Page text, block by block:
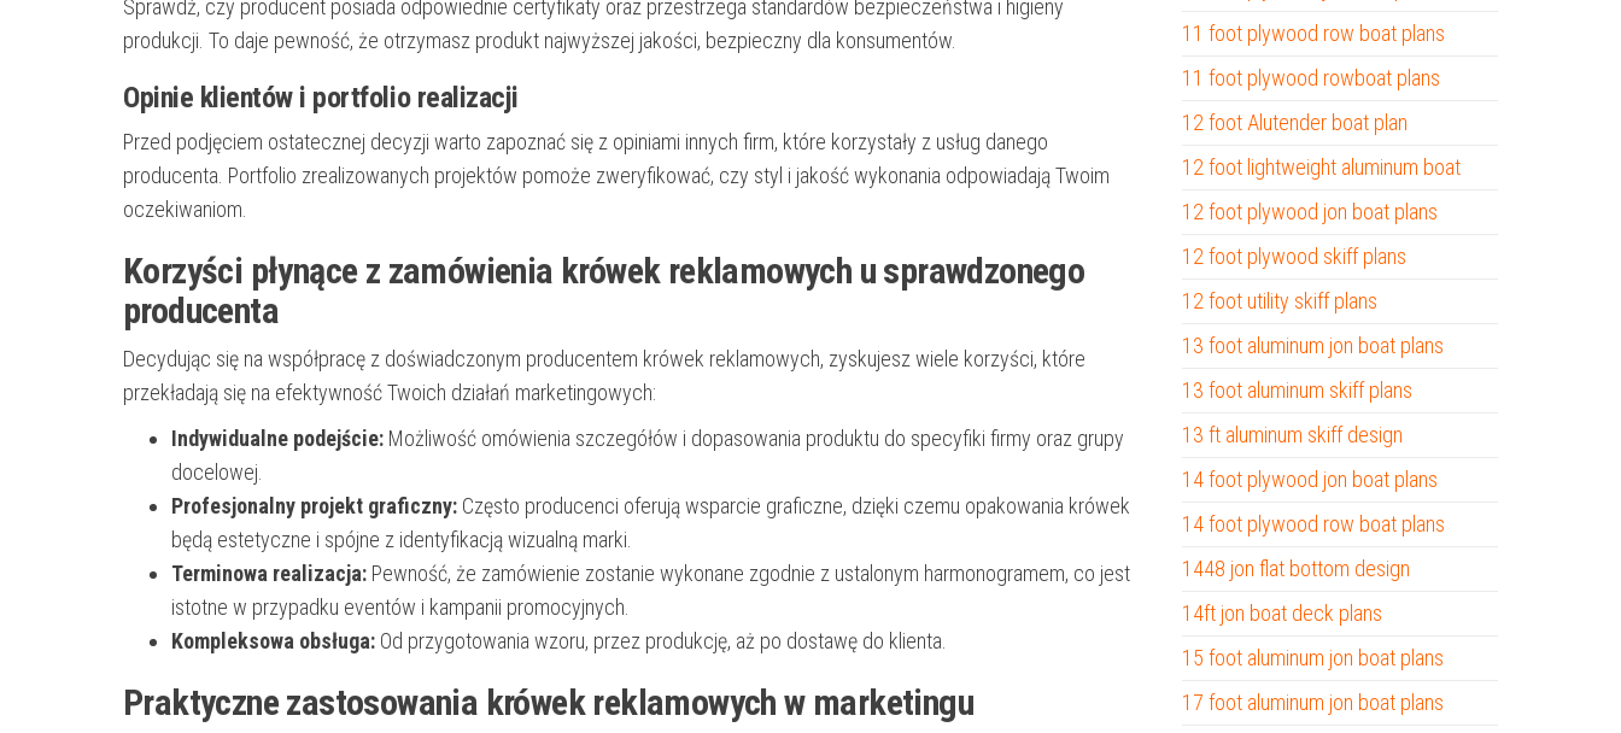
Sprawdź, czy producent posiada odpowiednie certyfikaty oraz przestrzega standardów bezpieczeństwa i higieny
produkcji. To daje pewność, że otrzymasz produkt najwyższej jakości, bezpieczny dla konsumentów.
Opinie klientów i portfolio realizacji
Przed podjęciem ostatecznej decyzji warto zapoznać się z opiniami innych firm, które korzystały z usług danego
producenta. Portfolio zrealizowanych projektów pomoże zweryfikować, czy styl i jakość wykonania odpowiadają Twoim
oczekiwaniom.
Korzyści płynące z zamówienia krówek reklamowych u sprawdzonego
producenta
Decydując się na współpracę z doświadczonym producentem krówek reklamowych, zyskujesz wiele korzyści, które
przekładają się na efektywność Twoich działań marketingowych:
Indywidualne podejście: Możliwość omówienia szczegółów i dopasowania produktu do specyfiki firmy oraz grupy
docelowej.
Profesjonalny projekt graficzny: Często producenci oferują wsparcie graficzne, dzięki czemu opakowania krówek
będą estetyczne i spójne z identyfikacją wizualną marki.
Terminowa realizacja: Pewność, że zamówienie zostanie wykonane zgodnie z ustalonym harmonogramem, co jest
istotne w przypadku eventów i kampanii promocyjnych.
Kompleksowa obsługa: Od przygotowania wzoru, przez produkcję, aż po dostawę do klienta.
Praktyczne zastosowania krówek reklamowych w marketingu
11 foot plywood row boat plans
11 foot plywood rowboat plans
12 foot Alutender boat plan
12 foot lightweight aluminum boat
12 foot plywood jon boat plans
12 foot plywood skiff plans
12 foot utility skiff plans
13 foot aluminum jon boat plans
13 foot aluminum skiff plans
13 ft aluminum skiff design
14 foot plywood jon boat plans
14 foot plywood row boat plans
1448 jon flat bottom design
14ft jon boat deck plans
15 foot aluminum jon boat plans
17 foot aluminum jon boat plans